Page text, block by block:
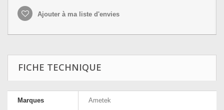
Ajouter à ma liste d'envies
FICHE TECHNIQUE
Marques Ametek